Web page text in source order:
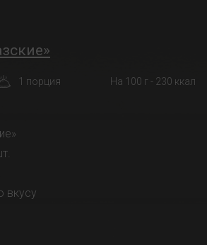
1 порция На 100 г - 230 ккал
вкусу